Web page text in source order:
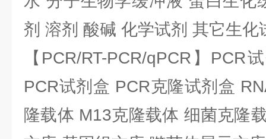
剂 溶剂 酸碱 化学试剂 其它生化
【PCR/RT-PCR/qPCR】PCR
PCR试剂盒 PCR克隆试剂盒
隆载体 M13克隆载体 细菌克隆